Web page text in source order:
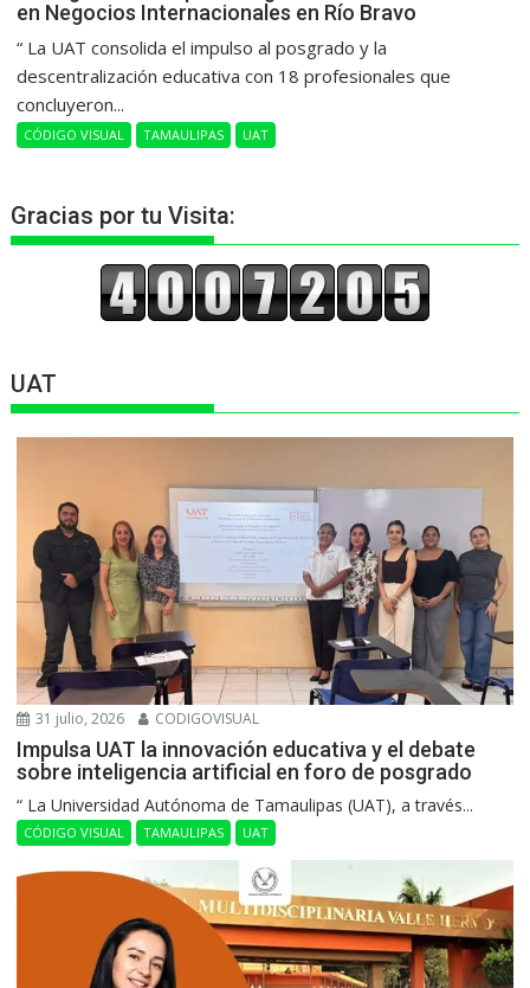
en Negocios Internacionales en Río Bravo
“ La UAT consolida el impulso al posgrado y la
descentralización educativa con 18 profesionales que
concluyeron...
CÓDIGO VISUAL TAMAULIPAS UAT
Gracias por tu Visita:
UAT
31 julio, 2026 CODIGOVISUAL
Impulsa UAT la innovación educativa y el debate
sobre inteligencia artificial en foro de posgrado
“ La Universidad Autónoma de Tamaulipas (UAT), a través...
CÓDIGO VISUAL TAMAULIPAS UAT